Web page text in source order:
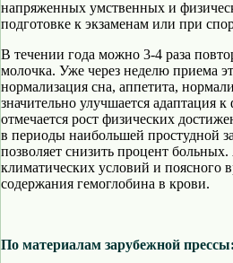
напряженных умственных и
подготовке к экзаменам или при
В течении года можно 3-4 раза
молочка. Уже через неделю приема
нормализация сна, аппетита,
значительно улучшается адаптация
отмечается рост физических
в периоды наибольшей простудной
позволяет снизить процент
климатических условий и поясного
содержания гемоглобина в крови.
По материалам зарубежной